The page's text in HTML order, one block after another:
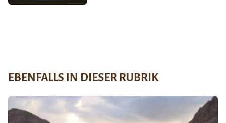
EBENFALLS IN DIESER RUBRIK